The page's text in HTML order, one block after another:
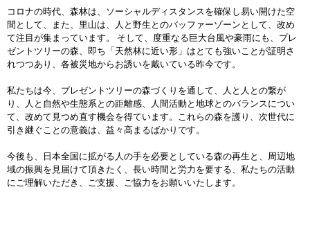
コロナの時代、森林は、ソーシャルディスタンスを確保し易い開けた空
間として、また、里山は、人と野生とのバッファーゾーンとして、改め
て注目が集まっています。 そして、度重なる巨大台風や豪雨にも、プレ
ゼントツリーの森、即ち「天然林に近い形」はとても強いことが証明さ
れつつあり、各被災地からお誘いを戴いている昨今です。
私たちは今、プレゼントツリーの森づくりを通して、人と人との繋が
り、人と自然や生態系との距離感、人間活動と地球とのバランスについ
て、改めて見つめ直す機会を得ています。これらの森を護り、次世代に
引き継ぐことの意義は、益々高まるばかりです。
今後も、日本全国に拡がる人の手を必要としている森の再生と、周辺地
域の振興を見届けて頂きたく、長い時間と労力を要する、私たちの活動
にご理解いただき、ご支援、ご協力をお願いいたします。